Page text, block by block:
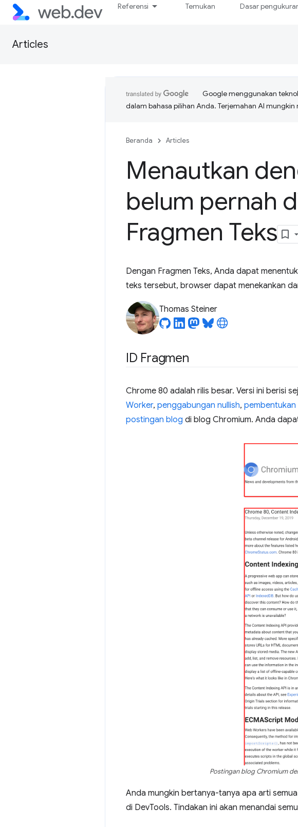
Referensi Temukan Dasar
Articles
Google menggunakan
dalam bahasa pilihan Anda. Terjemahan AI
Beranda Articles
Menautkan
belum pernah
Fragmen Teks
Dengan Fragmen Teks, Anda dapat
teks tersebut, browser dapat menekankan
Thomas Steiner
ID Fragmen
Chrome 80 adalah rilis besar. Versi ini berisi
Worker, penggabungan nullish,
postingan blog di blog Chromium. Anda
Postingan blog Chromium
Anda mungkin bertanya-tanya apa arti
di DevTools. Tindakan ini akan menandai